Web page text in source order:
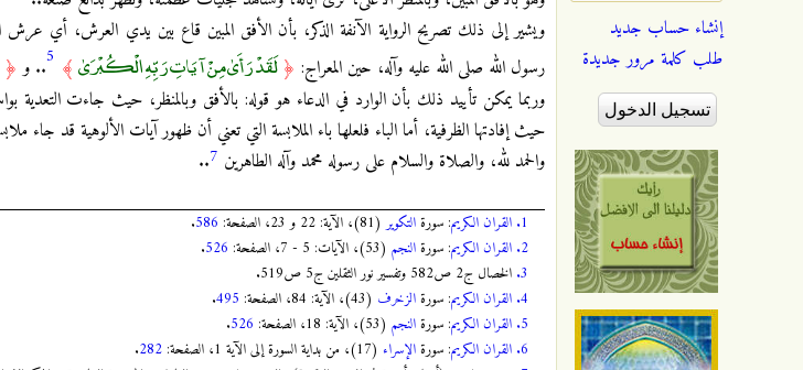
ويشير إلى ذلك تصريح الرواية الآنفة الذكر، بأن الأفق المبين قاع بين يدي العرش، أي عرش
رسول الله صلى الله عليه وآله، حين المعراج: ﴿ لَقَدْ رَأَىٰ مِنْ آيَاتِ رَبِّهِ الْكُبْرَىٰ ﴾ 5.. و ﴿
وربما يمكن تأييد ذلك بأن الوارد في الدعاء هو قوله: بالأفق وبالمنظر، حيث جاءت التعدية
حيث إفادتها الظرفية، أما الباء فلعلها باء الملابسة التي تعني أن ظهور آيات الألوهية قد جاء
والحمد لله، والصلاة والسلام على رسوله محمد وآله الطاهرين 7
..
1. القران الكريم: سورةالتكوير(81)، الآية: 22 و 23، الصفحة: 586
.
2. القران الكريم: سورةالنجم (53)، الآيات: 5 - 7، الصفحة: 526
.
3. الخصال ج2 ص582 وتفسير نور الثقلين ج5 ص519.
4. القران الكريم: سورةالزخرف (43)، الآية: 84، الصفحة: 495
.
5. القران الكريم: سورةالنجم (53)، الآية: 18، الصفحة: 526
.
6. القران الكريم: سورةالإسراء (17)، من بداية السورة إلى الآية 1، الصفحة: 282
.
إنشاء حساب جديد
طلب كلمة مرور جديدة